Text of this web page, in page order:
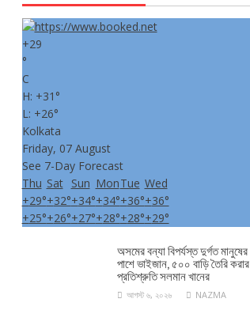
+29
°
C
H: +31°
L: +26°
Kolkata
Friday, 07 August
See 7-Day Forecast
Thu Sat Sun MonTue Wed
+29°+32°+34°+34°+36°+36°
+25°+26°+27°+28°+28°+29°
অসমের বন্যা বিপর্যস্ত দুর্গত মানুষের
পাশে ভাইজান, ৫০০ বাড়ি তৈরি করার
প্রতিশ্রুতি সলমান খানের
আগস্ট ৬, ২০২৬ NAZMA